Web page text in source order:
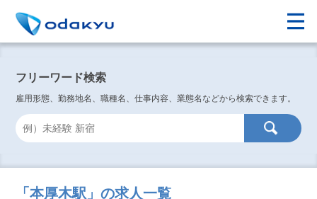
フリーワード検索
雇用形態、勤務地名、職種名、仕事内容、業態名などから検索できます。
「本厚木駅」の求人一覧